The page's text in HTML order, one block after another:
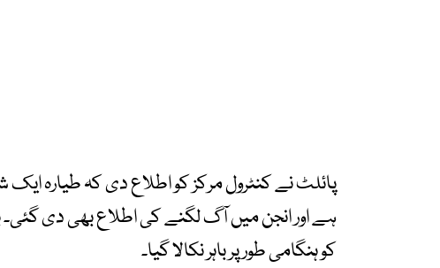
پائلٹ نے کنٹرول مرکز کو اطلاع دی کہ طیارہ
ہے اور انجن میں آگ لگنے کی اطلاع بھی دی
کو ہنگامی طور پر باہر نکالا گیا۔